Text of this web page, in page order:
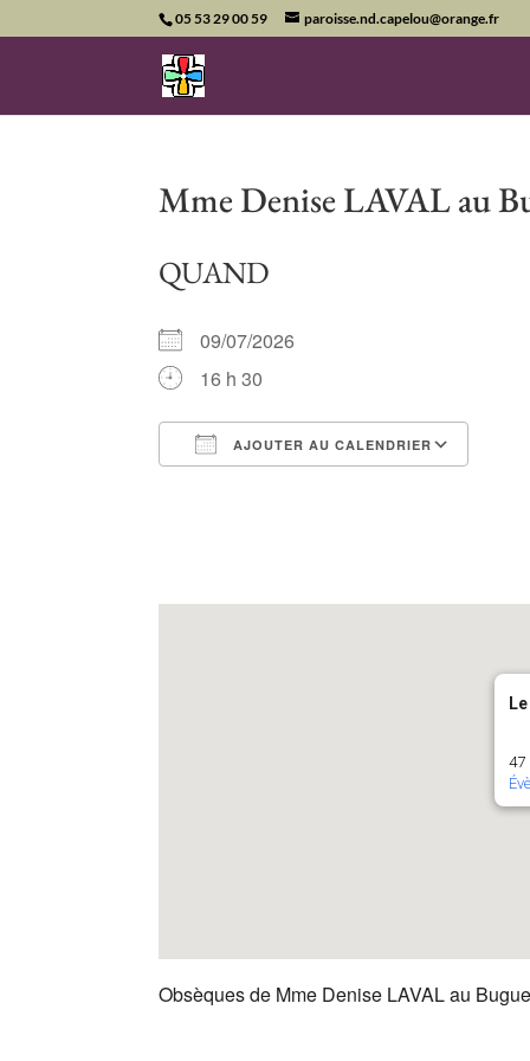
05 53 29 00 59 paroisse.nd.capelou@orange.fr
Mme Denise LAVAL au
QUAND
09/07/2026
16 h 30
AJOUTER AU CALENDRIER
47
Obsèques de Mme Denise LAVAL au Bugue